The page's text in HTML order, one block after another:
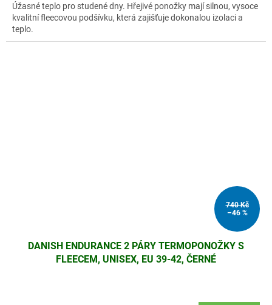
Úžasné teplo pro studené dny. Hřejivé ponožky mají silnou, vysoce
kvalitní fleecovou podšívku, která zajišťuje dokonalou izolaci a
teplo.
740 Kč
–46 %
DANISH ENDURANCE 2 PÁRY TERMOPONOŽKY S
FLEECEM, UNISEX, EU 39-42, ČERNÉ